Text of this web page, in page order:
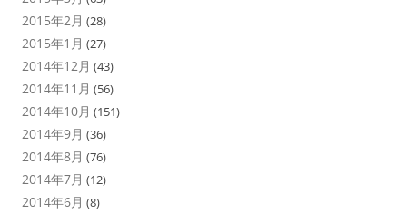
2015年2月 (28)
2015年1月 (27)
2014年12月 (43)
2014年11月 (56)
2014年10月 (151)
2014年9月 (36)
2014年8月 (76)
2014年7月 (12)
2014年6月 (8)